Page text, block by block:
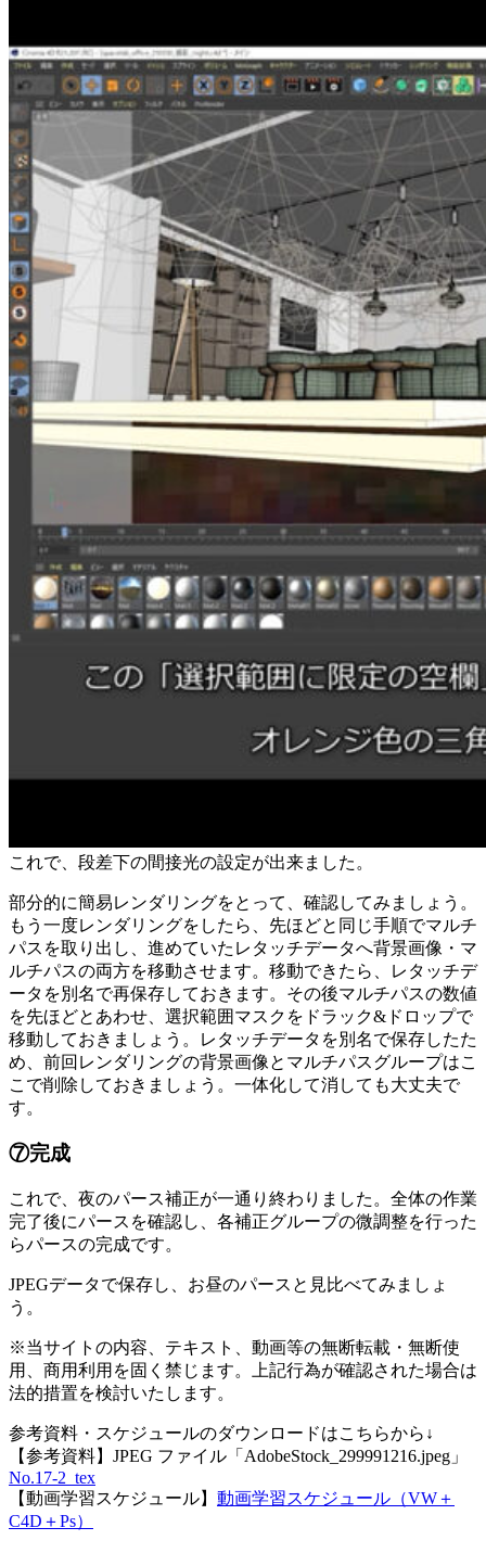
これで、段差下の間接光の設定が出来ました。
部分的に簡易レンダリングをとって、確認してみましょう。
もう一度レンダリングをしたら、先ほどと同じ手順でマルチ
パスを取り出し、進めていたレタッチデータへ背景画像・マ
ルチパスの両方を移動させます。 移動できたら、レタッチデ
ータを別名で再保存しておきます。その後マルチパスの数値
を先ほどとあわせ、選択範囲マスクをドラック&ドロップで
移動しておきましょう。レタッチデータを別名で保存したた
め、前回レンダリングの背景画像とマルチパスグループはこ
こで削除しておきましょう。一体化して消しても大丈夫で
す。
⑦完成
これで、夜のパース補正が一通り終わりました。全体の作業
完了後にパースを確認し、各補正グループの微調整を行った
らパースの完成です。
JPEGデータで保存し、お昼のパースと見比べてみましょ
う。
※当サイトの内容、テキスト、動画等の無断転載・無断使
用、商用利用を固く禁じます。上記行為が確認された場合は
法的措置を検討いたします。
参考資料・スケジュールのダウンロードはこちらから↓
【参考資料】JPEG ファイル「AdobeStock_299991216.jpeg」
No.17-2_tex
【動画学習スケジュール】 動画学習スケジュール（VW＋
C4D＋Ps）